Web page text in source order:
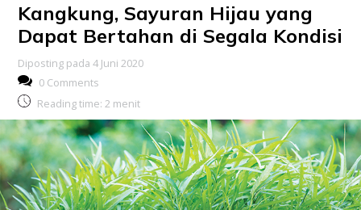
Kangkung, Sayuran Hijau yang
Dapat Bertahan di Segala Kondisi
Diposting pada 4 Juni 2020
0 Comments
Reading time: 2 menit